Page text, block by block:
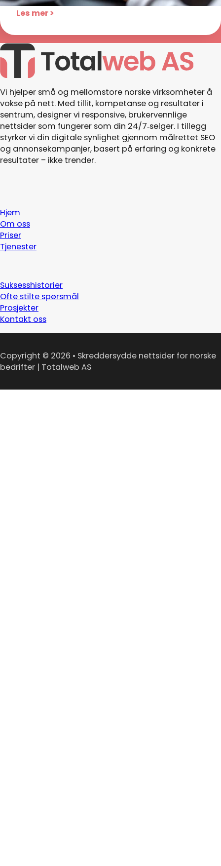
Les mer >
Vi hjelper små og mellomstore norske virksomheter å
vokse på nett. Med tillit, kompetanse og resultater i
sentrum, designer vi responsive, brukervennlige
nettsider som fungerer som din 24/7‑selger. I tillegg
styrker vi din digitale synlighet gjennom målrettet SEO
og annonsekampanjer, basert på erfaring og konkrete
resultater – ikke trender.
Hjem
Om oss
Priser
Tjenester
Suksesshistorier
Ofte stilte spørsmål
Prosjekter
Kontakt oss
Copyright © 2026 • Skreddersydde nettsider for norske
bedrifter | Totalweb AS